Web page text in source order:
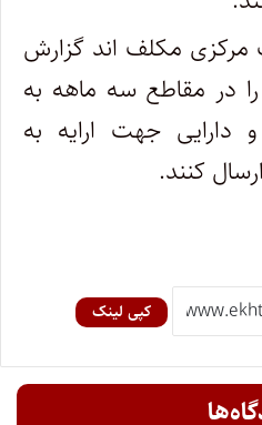
مرکزی مکلف اند گزارش
در مقاطع سه ماهه به
دارایی جهت ارایه به
کنند.
کپی لینک